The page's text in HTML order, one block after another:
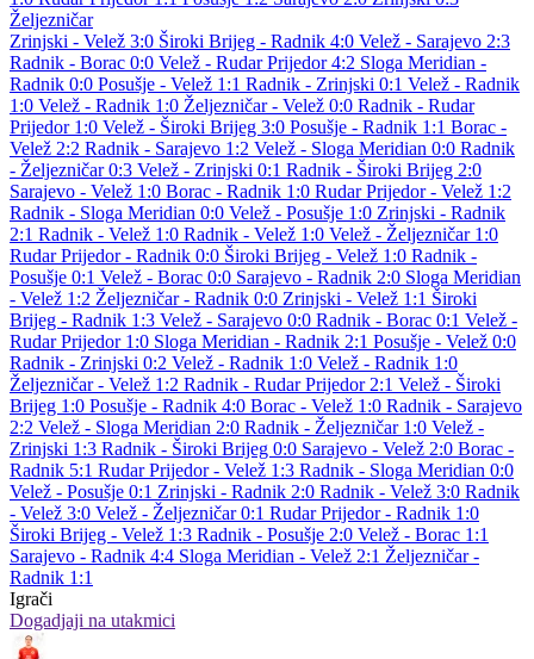
Željezničar
Zrinjski - Velež 3:0 Široki Brijeg - Radnik 4:0 Velež - Sarajevo 2:3
Radnik - Borac 0:0 Velež - Rudar Prijedor 4:2 Sloga Meridian -
Radnik 0:0 Posušje - Velež 1:1 Radnik - Zrinjski 0:1 Velež - Radnik
1:0 Velež - Radnik 1:0 Željezničar - Velež 0:0 Radnik - Rudar
Prijedor 1:0 Velež - Široki Brijeg 3:0 Posušje - Radnik 1:1 Borac -
Velež 2:2 Radnik - Sarajevo 1:2 Velež - Sloga Meridian 0:0 Radnik
- Željezničar 0:3 Velež - Zrinjski 0:1 Radnik - Široki Brijeg 2:0
Sarajevo - Velež 1:0 Borac - Radnik 1:0 Rudar Prijedor - Velež 1:2
Radnik - Sloga Meridian 0:0 Velež - Posušje 1:0 Zrinjski - Radnik
2:1 Radnik - Velež 1:0 Radnik - Velež 1:0 Velež - Željezničar 1:0
Rudar Prijedor - Radnik 0:0 Široki Brijeg - Velež 1:0 Radnik -
Posušje 0:1 Velež - Borac 0:0 Sarajevo - Radnik 2:0 Sloga Meridian
- Velež 1:2 Željezničar - Radnik 0:0 Zrinjski - Velež 1:1 Široki
Brijeg - Radnik 1:3 Velež - Sarajevo 0:0 Radnik - Borac 0:1 Velež -
Rudar Prijedor 1:0 Sloga Meridian - Radnik 2:1 Posušje - Velež 0:0
Radnik - Zrinjski 0:2 Velež - Radnik 1:0 Velež - Radnik 1:0
Željezničar - Velež 1:2 Radnik - Rudar Prijedor 2:1 Velež - Široki
Brijeg 1:0 Posušje - Radnik 4:0 Borac - Velež 1:0 Radnik - Sarajevo
2:2 Velež - Sloga Meridian 2:0 Radnik - Željezničar 1:0 Velež -
Zrinjski 1:3 Radnik - Široki Brijeg 0:0 Sarajevo - Velež 2:0 Borac -
Radnik 5:1 Rudar Prijedor - Velež 1:3 Radnik - Sloga Meridian 0:0
Velež - Posušje 0:1 Zrinjski - Radnik 2:0 Radnik - Velež 3:0 Radnik
- Velež 3:0 Velež - Željezničar 0:1 Rudar Prijedor - Radnik 1:0
Široki Brijeg - Velež 1:3 Radnik - Posušje 2:0 Velež - Borac 1:1
Sarajevo - Radnik 4:4 Sloga Meridian - Velež 2:1 Željezničar -
Radnik 1:1
Igrači
Dogadjaji na utakmici